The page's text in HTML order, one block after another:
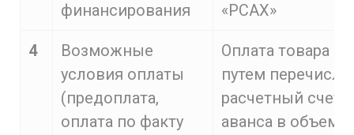
финансирования
«РСАХ»
4
Возможные
условия оплаты
(предоплата,
оплата по факту
Оплата товара
путем
расчетный счет
аванса в объеме